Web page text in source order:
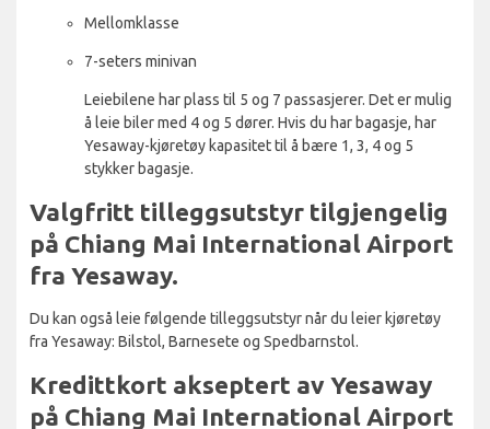
Mellomklasse
7-seters minivan
Leiebilene har plass til 5 og 7 passasjerer. Det er mulig
å leie biler med 4 og 5 dører. Hvis du har bagasje, har
Yesaway-kjøretøy kapasitet til å bære 1, 3, 4 og 5
stykker bagasje.
Valgfritt tilleggsutstyr tilgjengelig
på Chiang Mai International Airport
fra Yesaway.
Du kan også leie følgende tilleggsutstyr når du leier kjøretøy
fra Yesaway: Bilstol, Barnesete og Spedbarnstol.
Kredittkort akseptert av Yesaway
på Chiang Mai International Airport